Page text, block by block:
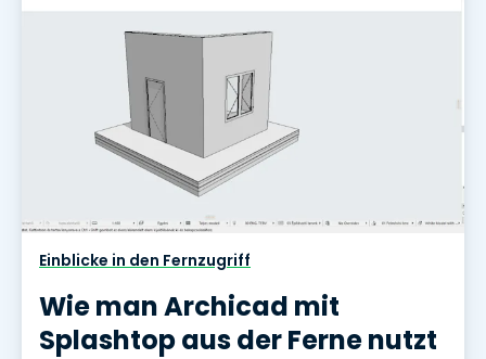
Einblicke in den Fernzugriff
Wie man Archicad mit
Splashtop aus der Ferne nutzt